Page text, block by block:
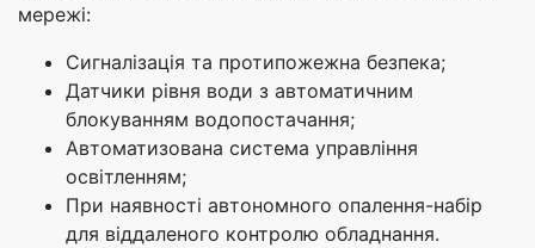
мережі:
Сигналізація та протипожежна безпека;
Датчики рівня води з автоматичним
блокуванням водопостачання;
Автоматизована система управління
освітленням;
При наявності автономного опалення-набір
для віддаленого контролю обладнання.